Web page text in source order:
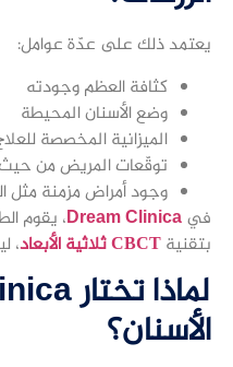
يعتمد ذلك على عدّة عوامل:
كثافة العظم وجودته
وضع الأسنان المحيطة
الميزانية المخصصة
توقّعات المريض من
وجود أمراض مزمنة مثل
في
، يقوم
بتقنيةCBCT ثلاثية الأبعاد ،
الأسنان؟